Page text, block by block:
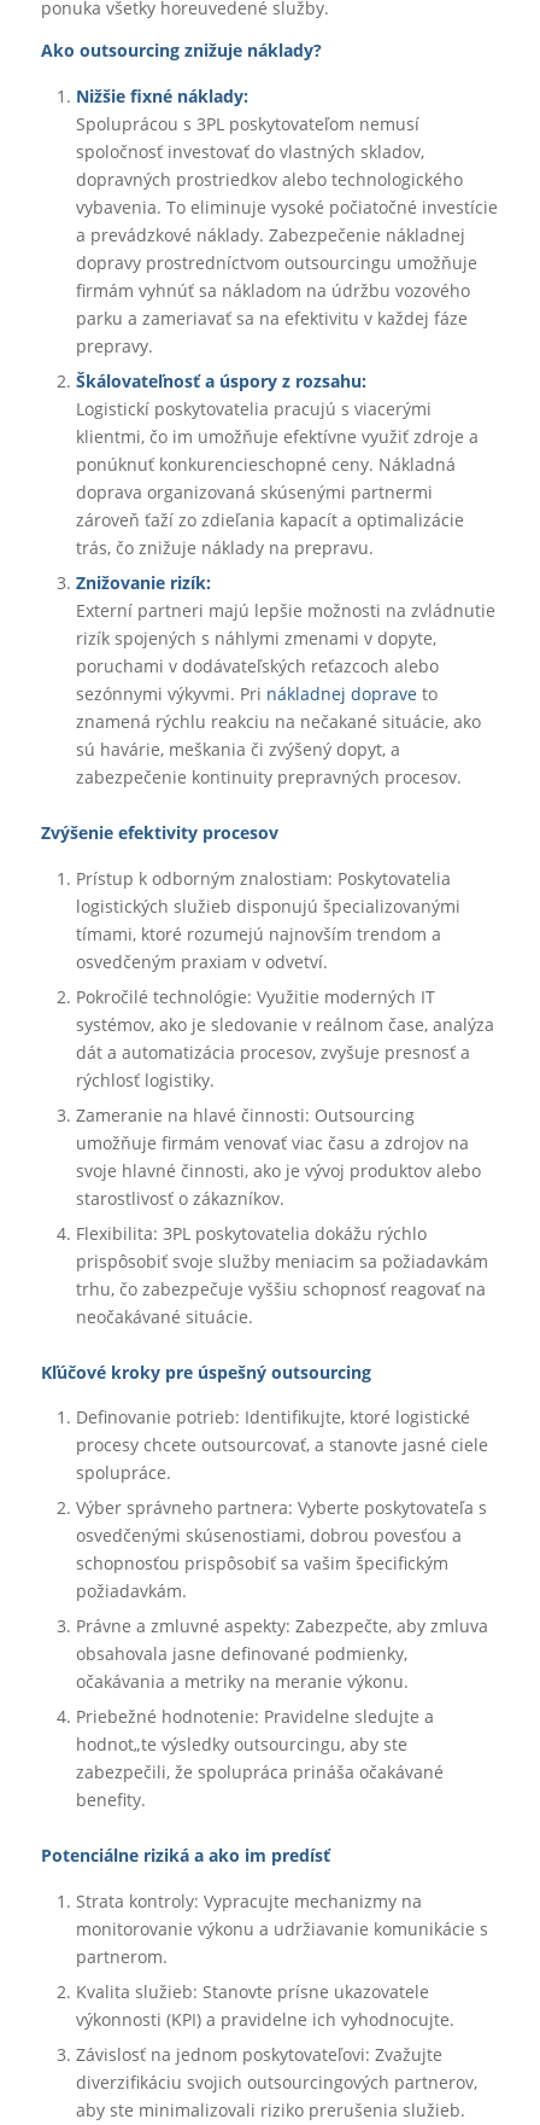
ponuka všetky horeuvedené služby.
Ako outsourcing znižuje náklady?
Nižšie fixné náklady:
Spoluprácou s 3PL poskytovateľom nemusí
spoločnosť investovať do vlastných skladov,
dopravných prostriedkov alebo technologického
vybavenia. To eliminuje vysoké počiatočné investície
a prevádzkové náklady. Zabezpečenie nákladnej
dopravy prostredníctvom outsourcingu umožňuje
firmám vyhnúť sa nákladom na údržbu vozového
parku a zameriavať sa na efektivitu v každej fáze
prepravy.
Škálovateľnosť a úspory z rozsahu:
Logistickí poskytovatelia pracujú s viacerými
klientmi, čo im umožňuje efektívne využiť zdroje a
ponúknuť konkurencieschopné ceny. Nákladná
doprava organizovaná skúsenými partnermi
zároveň ťaží zo zdieľania kapacít a optimalizácie
trás, čo znižuje náklady na prepravu.
Znižovanie rizík:
Externí partneri majú lepšie možnosti na zvládnutie
rizík spojených s náhlymi zmenami v dopyte,
poruchami v dodávateľských reťazcoch alebo
sezónnymi výkyvmi. Pri nákladnej doprave to
znamená rýchlu reakciu na nečakané situácie, ako
sú havárie, meškania či zvýšený dopyt, a
zabezpečenie kontinuity prepravných procesov.
Zvýšenie efektivity procesov
Prístup k odborným znalostiam: Poskytovatelia
logistických služieb disponujú špecializovanými
tímami, ktoré rozumejú najnovším trendom a
osvedčeným praxiam v odvetví.
Pokročilé technológie: Využitie moderných IT
systémov, ako je sledovanie v reálnom čase, analýza
dát a automatizácia procesov, zvyšuje presnosť a
rýchlosť logistiky.
Zameranie na hlavé činnosti: Outsourcing
umožňuje firmám venovať viac času a zdrojov na
svoje hlavné činnosti, ako je vývoj produktov alebo
starostlivosť o zákazníkov.
Flexibilita: 3PL poskytovatelia dokážu rýchlo
prispôsobiť svoje služby meniacim sa požiadavkám
trhu, čo zabezpečuje vyššiu schopnosť reagovať na
neočakávané situácie.
Kľúčové kroky pre úspešný outsourcing
Definovanie potrieb: Identifikujte, ktoré logistické
procesy chcete outsourcovať, a stanovte jasné ciele
spolupráce.
Výber správneho partnera: Vyberte poskytovateľa s
osvedčenými skúsenostiami, dobrou povesťou a
schopnosťou prispôsobiť sa vašim špecifickým
požiadavkám.
Právne a zmluvné aspekty: Zabezpečte, aby zmluva
obsahovala jasne definované podmienky,
očakávania a metriky na meranie výkonu.
Priebežné hodnotenie: Pravidelne sledujte a
hodnot„te výsledky outsourcingu, aby ste
zabezpečili, že spolupráca prináša očakávané
benefity.
Potenciálne riziká a ako im predísť
Strata kontroly: Vypracujte mechanizmy na
monitorovanie výkonu a udržiavanie komunikácie s
partnerom.
Kvalita služieb: Stanovte prísne ukazovatele
výkonnosti (KPI) a pravidelne ich vyhodnocujte.
Závislosť na jednom poskytovateľovi: Zvažujte
diverzifikáciu svojich outsourcingových partnerov,
aby ste minimalizovali riziko prerušenia služieb.